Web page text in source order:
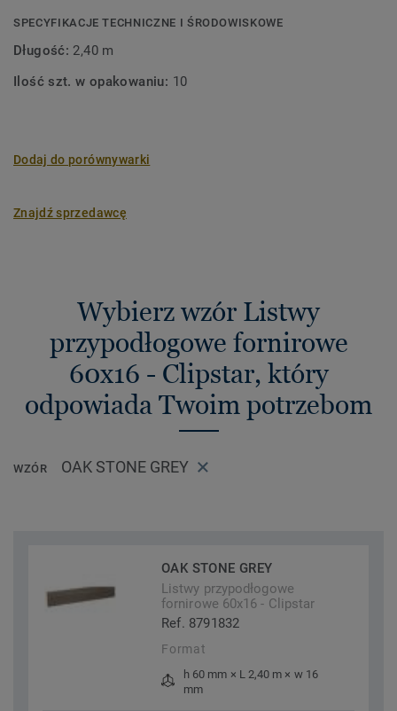
SPECYFIKACJE TECHNICZNE I ŚRODOWISKOWE
Długość: 2,40 m
Ilość szt. w opakowaniu: 10
Dodaj do porównywarki
Znajdź sprzedawcę
Wybierz wzór Listwy
przypodłogowe fornirowe
60x16 - Clipstar, który
odpowiada Twoim potrzebom
WZÓR OAK STONE GREY
OAK STONE GREY
Listwy przypodłogowe
fornirowe 60x16 - Clipstar
Ref. 8791832
Format
h 60 mm × L 2,40 m × w 16
mm